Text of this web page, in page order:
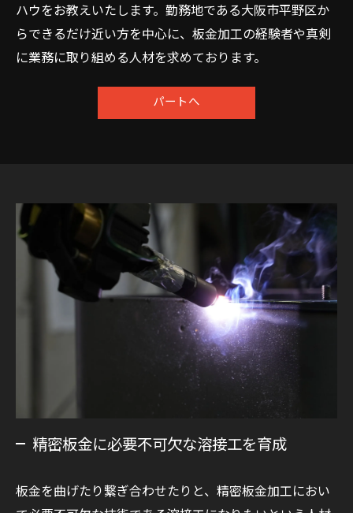
ハウをお教えいたします。勤務地である大阪市平野区か
らできるだけ近い方を中心に、板金加工の経験者や真剣
に業務に取り組める人材を求めております。
パートへ
精密板金に必要不可欠な溶接工を育成
板金を曲げたり繋ぎ合わせたりと、精密板金加工におい